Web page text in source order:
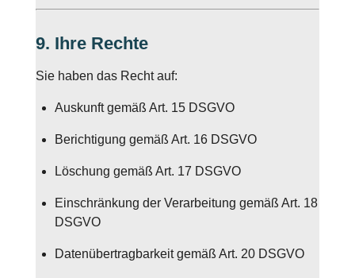
9. Ihre Rechte
Sie haben das Recht auf:
Auskunft gemäß Art. 15 DSGVO
Berichtigung gemäß Art. 16 DSGVO
Löschung gemäß Art. 17 DSGVO
Einschränkung der Verarbeitung gemäß Art. 18
DSGVO
Datenübertragbarkeit gemäß Art. 20 DSGVO